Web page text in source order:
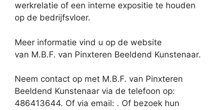
werkrelatie of een interne expositie te houden
op de bedrijfsvloer.
Meer informatie vind u op de website
van M.B.F. van Pinxteren Beeldend Kunstenaar.
Neem contact op met M.B.F. van Pinxteren
Beeldend Kunstenaar via de telefoon op:
486413644. Of via email: . Of bezoek hun